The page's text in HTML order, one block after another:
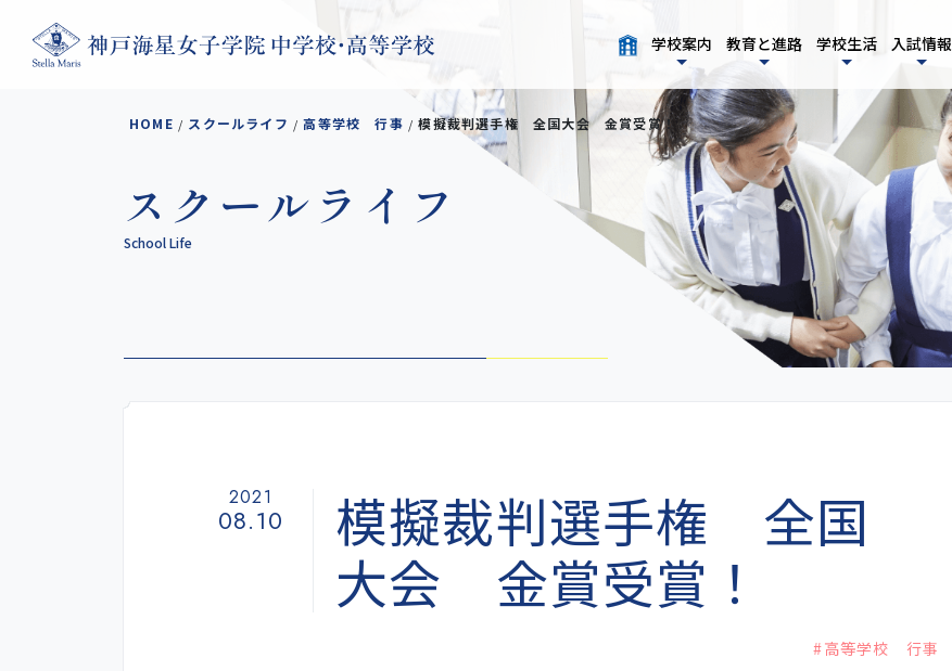
学校案内 教育と進路 学校生活 入試情報
HOME / スクールライフ / 高等学校 行事 / 模擬裁判選手権 全国大会 金賞受賞！
スクールライフ
School Life
模擬裁判選手権 全国
大会 金賞受賞！
2021
08.10
#高等学校 行事